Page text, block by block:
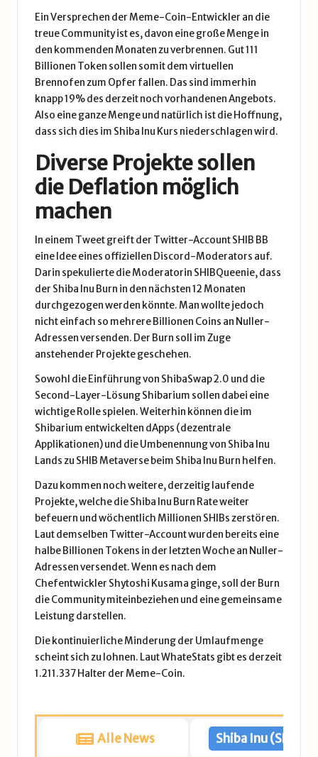
Ein Versprechen der Meme-Coin-Entwickler an die
treue Community ist es, davon eine große Menge in
den kommenden Monaten zu verbrennen. Gut 111
Billionen Token sollen somit dem virtuellen
Brennofen zum Opfer fallen. Das sind immerhin
knapp 19% des derzeit noch vorhandenen Angebots.
Also eine ganze Menge und natürlich ist die Hoffnung,
dass sich dies im Shiba Inu Kurs niederschlagen wird.
Diverse Projekte sollen
die Deflation möglich
machen
In einem Tweet greift der Twitter-Account SHIB BB
eine Idee eines offiziellen Discord-Moderators auf.
Darin spekulierte die Moderatorin SHIBQueenie, dass
der Shiba Inu Burn in den nächsten 12 Monaten
durchgezogen werden könnte. Man wollte jedoch
nicht einfach so mehrere Billionen Coins an Nuller-
Adressen versenden. Der Burn soll im Zuge
anstehender Projekte geschehen.
Sowohl die Einführung von ShibaSwap 2.0 und die
Second-Layer-Lösung Shibarium sollen dabei eine
wichtige Rolle spielen. Weiterhin können die im
Shibarium entwickelten dApps (dezentrale
Applikationen) und die Umbenennung von Shiba Inu
Lands zu SHIB Metaverse beim Shiba Inu Burn helfen.
Dazu kommen noch weitere, derzeitig laufende
Projekte, welche die Shiba Inu Burn Rate weiter
befeuern und wöchentlich Millionen SHIBs zerstören.
Laut demselben Twitter-Account wurden bereits eine
halbe Billionen Tokens in der letzten Woche an Nuller-
Adressen versendet. Wenn es nach dem
Chefentwickler Shytoshi Kusama ginge, soll der Burn
die Community miteinbeziehen und eine gemeinsame
Leistung darstellen.
Die kontinuierliche Minderung der Umlaufmenge
scheint sich zu lohnen. Laut WhateStats gibt es derzeit
1.211.337 Halter der Meme-Coin.
Alle News Shiba Inu (SHIB)